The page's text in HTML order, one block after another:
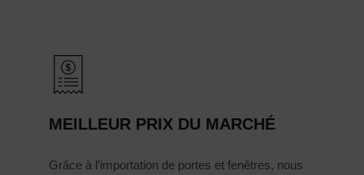
MEILLEUR PRIX DU MARCHÉ
Grâce à l’importation de portes et fenêtres, nous